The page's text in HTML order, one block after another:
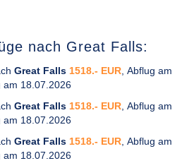
nach Great Falls:
Great Falls 1518.- EUR , Abflug am
am 18.07.2026
Great Falls 1518.- EUR , Abflug am
am 18.07.2026
Great Falls 1518.- EUR , Abflug am
am 18.07.2026